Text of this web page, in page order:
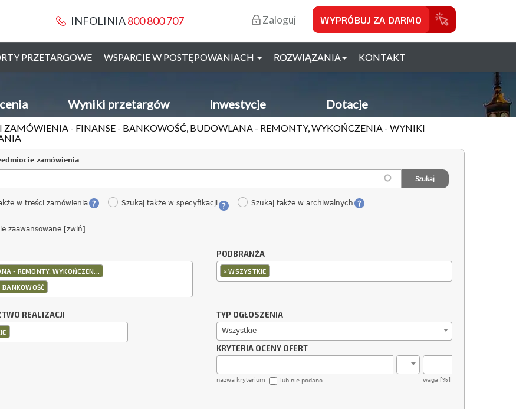
INFOLINIA800 800 707 Zaloguj WYPRÓBUJ ZA DARMO
PRZETARGOWE WSPARCIE W POSTĘPOWANIACH ROZWIĄZANIA KONTAKT
Wyniki przetargów Inwestycje Dotacje
I ZAMÓWIENIA - FINANSE - BANKOWOŚĆ, BUDOWLANA - REMONTY, WYKOŃCZENIA - WYNIKI
zamówienia
w treści zamówienia Szukaj także w specyfikacji Szukaj także w archiwalnych
zaawansowane [zwiń]
- REMONTY, WYKOŃCZEN...
BANKOWOŚĆ
PODBRANŻA
×WSZYSTKIE
REALIZACJI TYP OGŁOSZENIA
Wszystkie
KRYTERIA OCENY OFERT
nazwa kryterium waga [%]
lub nie podano